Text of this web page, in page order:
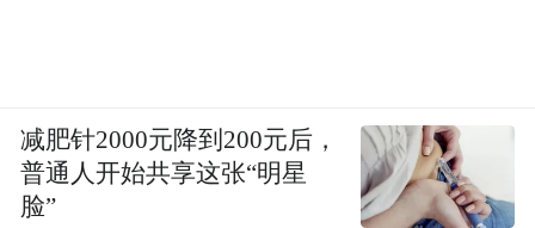
减肥针2000元降到200元后，
普通人开始共享这张“明星
脸”